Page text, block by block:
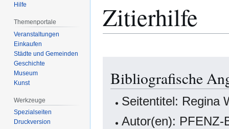
Zitierhilfe
Navigation
springen
Suche
springen
Bibliografische
Seitentitel: Regina
Autor(en): PFENZ-
Hilfe
Themenportale
Veranstaltungen
Einkaufen
Städte und Gemeinden
Geschichte
Museum
Kunst
Werkzeuge
Spezialseiten
Druckversion